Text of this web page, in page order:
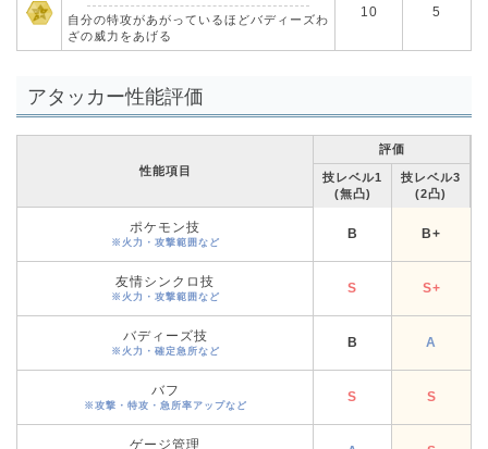
自分の特攻があがっているほどバディーズわ
ざの威力をあげる
10 5
アタッカー性能評価
性能項目
評価
技レベル1
(無凸)
技レベル3
(2凸)
ポケモン技
※火力・攻撃範囲など
B B+
友情シンクロ技
※火力・攻撃範囲など
S S+
バディーズ技
※火力・確定急所など
B A
バフ
※攻撃・特攻・急所率アップなど
S S
ゲージ管理